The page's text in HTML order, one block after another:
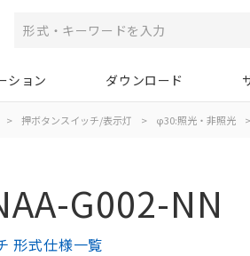
ション ダウンロード
> 押ボタンスイッチ/表示灯 > φ30:照光・非照光 >
G002-NN
形式仕様一覧